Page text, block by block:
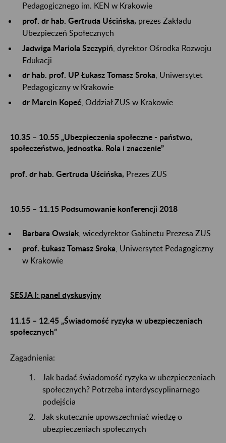
Pedagogicznego im. KEN w Krakowie
prof. dr hab. Gertruda Uścińska, prezes Zakładu
Ubezpieczeń Społecznych
Jadwiga Mariola Szczypiń , dyrektor Ośrodka Rozwoju
Edukacji
dr hab. prof. UP Łukasz Tomasz Sroka , Uniwersytet
Pedagogiczny w Krakowie
dr Marcin Kopeć , Oddział ZUS w Krakowie
10.35 – 10.55 „Ubezpieczenia społeczne - państwo,
społeczeństwo, jednostka. Rola i znaczenie”
prof. dr hab. Gertruda Uścińska, Prezes ZUS
10.55 – 11.15 Podsumowanie konferencji 2018
Barbara Owsiak , wicedyrektor Gabinetu Prezesa ZUS
prof. Łukasz Tomasz Sroka , Uniwersytet Pedagogiczny
w Krakowie
SESJA I: panel dyskusyjny
11.15 – 12.45 „Świadomość ryzyka w ubezpieczeniach
społecznych”
Zagadnienia:
Jak badać świadomość ryzyka w ubezpieczeniach
społecznych? Potrzeba interdyscyplinarnego
podejścia
Jak skutecznie upowszechniać wiedzę o
ubezpieczeniach społecznych